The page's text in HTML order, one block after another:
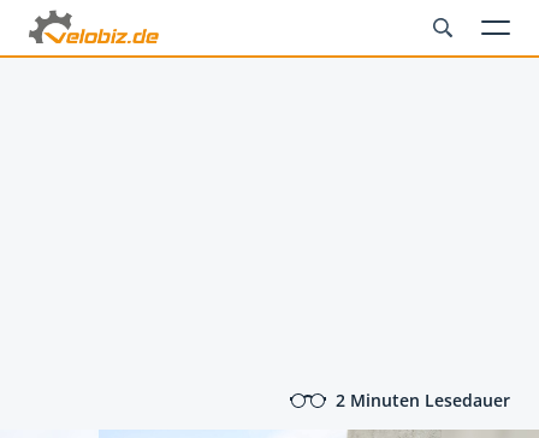
2 Minuten Lesedauer